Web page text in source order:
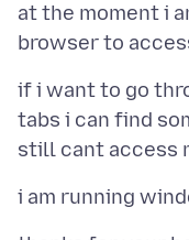
at the moment i
if i want to go
tabs i can find